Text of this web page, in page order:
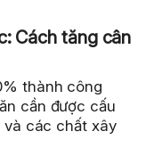
Cách tăng cân
thành công
cần được cấu
các chất xây